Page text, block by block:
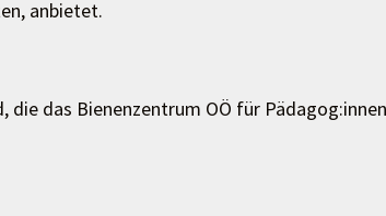
anbietet.
das Bienenzentrum OÖ für Pädagog:innen